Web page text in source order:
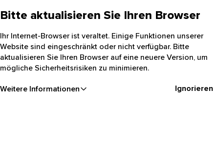
Bitte aktualisieren Sie Ihren Browser
Ihr Internet-Browser ist veraltet. Einige Funktionen unserer
Website sind eingeschränkt oder nicht verfügbar. Bitte
aktualisieren Sie Ihren Browser auf eine neuere Version, um
mögliche Sicherheitsrisiken zu minimieren.
Weitere Informationen Ignorieren